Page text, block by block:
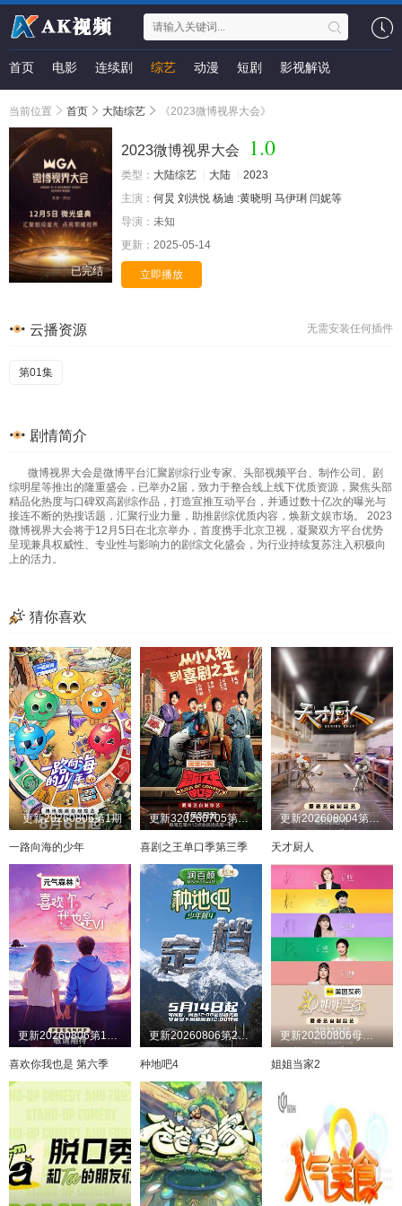
首页 电影 连续剧 综艺 动漫 短剧 影视解说
当前位置 首页 大陆综艺 《2023微博视界大会》
已完结
2023微博视界大会 1.0
类型： 大陆综艺 大陆
2023
主演： 何炅 刘洪悦 杨迪 :黄晓明 马伊琍 闫妮等
导演： 未知
更新： 2025-05-14
立即播放
无需安装任何插件
云播资源
第01集
剧情简介
微博视界大会是微博平台汇聚剧综行业专家、头部视频平台、制作公司、剧
综明星等推出的隆重盛会，已举办2届，致力于整合线上线下优质资源，聚焦头部
精品化热度与口碑双高剧综作品，打造宣推互动平台，并通过数十亿次的曝光与
接连不断的热搜话题，汇聚行业力量，助推剧综优质内容，焕新文娱市场。 2023
微博视界大会将于12月5日在北京举办，首度携手北京卫视，凝聚双方平台优势
呈现兼具权威性、专业性与影响力的剧综文化盛会，为行业持续复苏注入积极向
上的活力。
猜你喜欢
更新20260806第1期
一路向海的少年
更新320260705第1期加更
喜剧之王单口季第三季
更新202608004第8期吃播直拍
天才厨人
更新20260806第10期三
喜欢你我也是 第六季
更新20260806第25期上
种地吧4
更新20260806母带2第4期下
姐姐当家2